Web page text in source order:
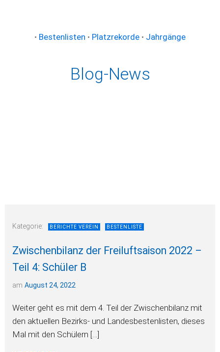
• Bestenlisten • Platzrekorde • Jahrgänge
Blog-News
Kategorie: BERICHTE VEREIN BESTENLISTE
Zwischenbilanz der Freiluftsaison 2022 –
Teil 4: Schüler B
am August 24, 2022
Weiter geht es mit dem 4. Teil der Zwischenbilanz mit
den aktuellen Bezirks- und Landesbestenlisten, dieses
Mal mit den Schülern […]